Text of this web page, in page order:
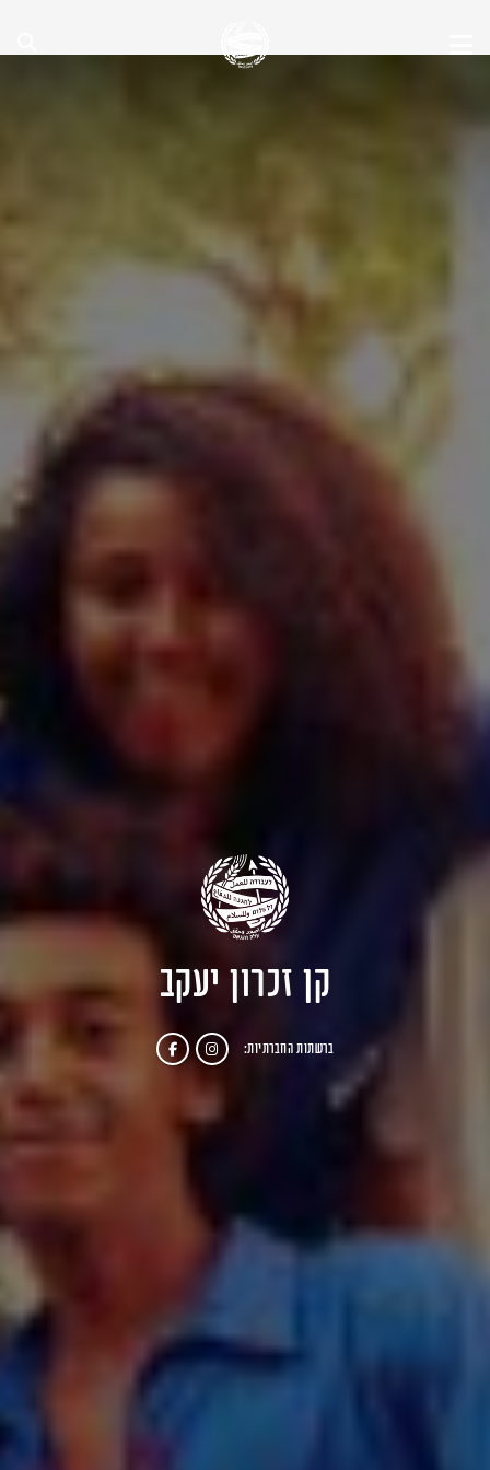
קן זכרון יעקב
ברשתות החברתיות: